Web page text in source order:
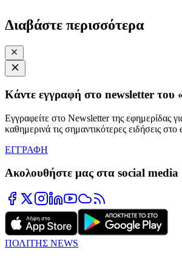
Διαβάστε περισσότερα
Κάντε εγγραφή στο newsletter του
Εγγραφείτε στο Newsletter της εφημερίδας
καθημερινά τις σημαντικότερες ειδήσεις
ΕΓΓΡΑΦΗ
Ακολουθήστε μας στα social media
ΠΟΛΙΤΗΣ NEWS